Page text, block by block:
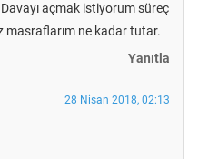
açmak istiyorum süreç
masraflarım ne kadar tutar.
Yanıtla
28 Nisan 2018, 02:13